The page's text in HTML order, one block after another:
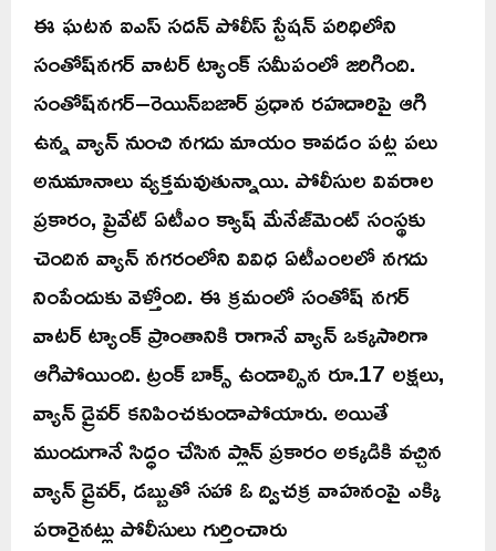
ఈ ఘటన ఐఎస్ సదన్ పోలీస్ స్టేషన్ పరిధిలోని
సంతోష్‌నగర్ వాటర్ ట్యాంక్ సమీపంలో జరిగింది.
సంతోష్‌నగర్–రెయిన్‌బజార్ ప్రధాన రహదారిపై ఆగి
ఉన్న వ్యాన్ నుంచి నగదు మాయం కావడం పట్ల పలు
అనుమానాలు వ్యక్తమవుతున్నాయి. పోలీసుల వివరాల
ప్రకారం, ప్రైవేట్ ఏటీఎం క్యాష్ మేనేజ్‌మెంట్ సంస్థకు
చెందిన వ్యాన్ నగరంలోని వివిధ ఏటీఎంలలో నగదు
నింపేందుకు వెళ్తోంది. ఈ క్రమంలో సంతోష్ నగర్
వాటర్ ట్యాంక్ ప్రాంతానికి రాగానే వ్యాన్‌ ఒక్కసారిగా
ఆగిపోయింది. ట్రంక్ బాక్స్ ఉండాల్సిన రూ.17 లక్షలు,
వ్యాన్ డ్రైవర్ కనిపించకుండాపోయారు. అయితే
ముందుగానే సిద్ధం చేసిన ప్లాన్ ప్రకారం అక్కడికి వచ్చిన
వ్యాన్ డ్రైవర్, డబ్బుతో సహా ఓ ద్విచక్ర వాహనంపై ఎక్కి
పరారైనట్లు పోలీసులు గుర్తించారు